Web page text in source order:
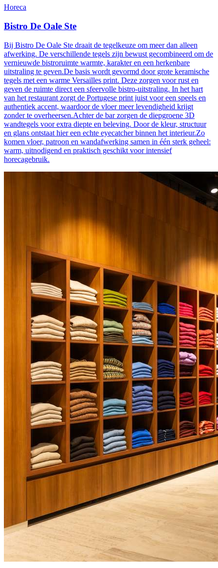
Horeca
Bistro De Oale Ste
Bij Bistro De Oale Ste draait de tegelkeuze om meer dan alleen
afwerking. De verschillende tegels zijn bewust gecombineerd om de
vernieuwde bistroruimte warmte, karakter en een herkenbare
uitstraling te geven.De basis wordt gevormd door grote keramische
tegels met een warme Versailles print. Deze zorgen voor rust en
geven de ruimte direct een sfeervolle bistro-uitstraling. In het hart
van het restaurant zorgt de Portugese print juist voor een speels en
authentiek accent, waardoor de vloer meer levendigheid krijgt
zonder te overheersen.Achter de bar zorgen de diepgroene 3D
wandtegels voor extra diepte en beleving. Door de kleur, structuur
en glans ontstaat hier een echte eyecatcher binnen het interieur.Zo
komen vloer, patroon en wandafwerking samen in één sterk geheel:
warm, uitnodigend en praktisch geschikt voor intensief
horecagebruik.